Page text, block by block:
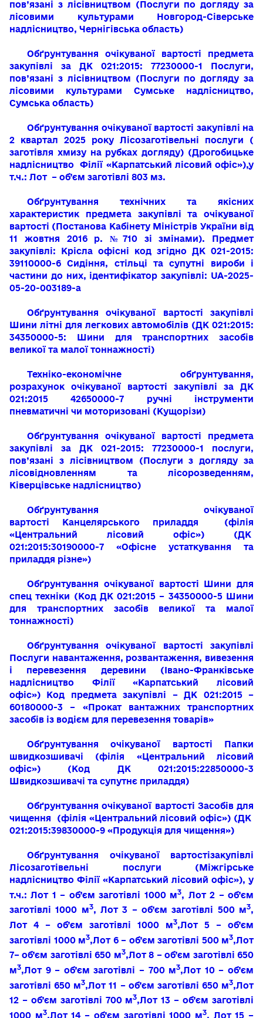
пов’язані з лісівництвом (Послуги по догляду за
лісовими культурами Новгород-Сіверське
надлісництво, Чернігівська область)
Обґрунтування очікуваної вартості предмета
закупівлі за ДК 021:2015: 77230000-1 Послуги,
пов’язані з лісівництвом (Послуги по догляду за
лісовими культурами Сумське надлісництво,
Сумська область)
Обґрунтування очікуваної вартості закупівлі на
2 квартал 2025 року Лісозаготівельні послуги (
заготівля хмизу на рубках догляду) (Дрогобицьке
надлісництво Філії «Карпатський лісовий офіс»),у
т.ч.: Лот – об’єм заготівлі 803 мз.
Обґрунтування технічних та якісних
характеристик предмета закупівлі та очікуваної
вартості (Постанова Кабінету Міністрів України від
11 жовтня 2016 р. №710 зі змінами). Предмет
закупівлі: Крісла офісні код згідно ДК 021-2015:
39110000-6 Сидіння, стільці та супутні вироби і
частини до них, ідентифікатор закупівлі: UA-2025-
05-20-003189-a
Обґрунтування очікуваної вартості закупівлі
Шини літні для легкових автомобілів (ДК 021:2015:
34350000-5: Шини для транспортних засобів
великої та малої тоннажності)
Техніко-економічне обґрунтування,
розрахунок очікуваної вартості закупівлі за ДК
021:2015 42650000-7 ручні інструменти
пневматичні чи моторизовані (Кущорізи)
Обґрунтування очікуваної вартості предмета
закупівлі за ДК 021-2015: 77230000-1 послуги,
пов’язані з лісівництвом (Послуги з догляду за
лісовідновленням та лісорозведенням,
Ківерцівське надлісництво)
Обґрунтування очікуваної
вартості Канцелярського приладдя (філія
«Центральний лісовий офіс») (ДК
021:2015:30190000-7 «Офісне устаткування та
приладдя різне»)
Обґрунтування очікуваної вартості Шини для
спец техніки (Код ДК 021:2015 – 34350000-5 Шини
для транспортних засобів великої та малої
тоннажності)
Обґрунтування очікуваної вартості закупівлі
Послуги навантаження, розвантаження, вивезення
і перевезення деревини (Івано-Франківське
надлісництво Філії «Карпатський лісовий
офіс») Код предмета закупівлі – ДК 021:2015 –
60180000-3 – «Прокат вантажних транспортних
засобів із водієм для перевезення товарів»
Обґрунтування очікуваної вартості Папки
швидкозшивачі (філія «Центральний лісовий
офіс») (Код ДК021:2015:22850000-3
Швидкозшивачі та супутнє приладдя)
Обґрунтування очікуваної вартості Засобів для
чищення
(філія «Центральний лісовий офіс») (ДК
021:2015:39830000-9 «Продукція для чищення»)
Обґрунтування очікуваної вартостізакупівлі
Лісозаготівельні послуги (Міжгірське
надлісництво Філії «Карпатський лісовий офіс»), у
т.ч.: Лот 1 – об’єм заготівлі 1000 м3, Лот 2 – об’єм
заготівлі 1000 м3,Лот 3 – об’єм заготівлі 500 м3,
Лот 4 – об’єм заготівлі 1000 м3,Лот 5 – об’єм
заготівлі 1000 м3,Лот 6 – об’єм заготівлі 500 м3,Лот
7– об’єм заготівлі 650 м3,Лот 8 – об’єм заготівлі 650
м3,Лот 9 – об’єм заготівлі – 700 м3,Лот 10 – об’єм
заготівлі 650 м3,Лот 11 – об’єм заготівлі 650 м3,Лот
12 – об’єм заготівлі 700 м3,Лот 13 – об’єм заготівлі
1000 м3,Лот 14 – об’єм заготівлі 1000 м3, Лот 15 –